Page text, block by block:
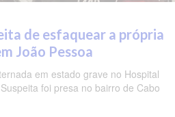
de esfaquear a própria
João Pessoa
em estado grave no Hospital
foi presa no bairro de Cabo